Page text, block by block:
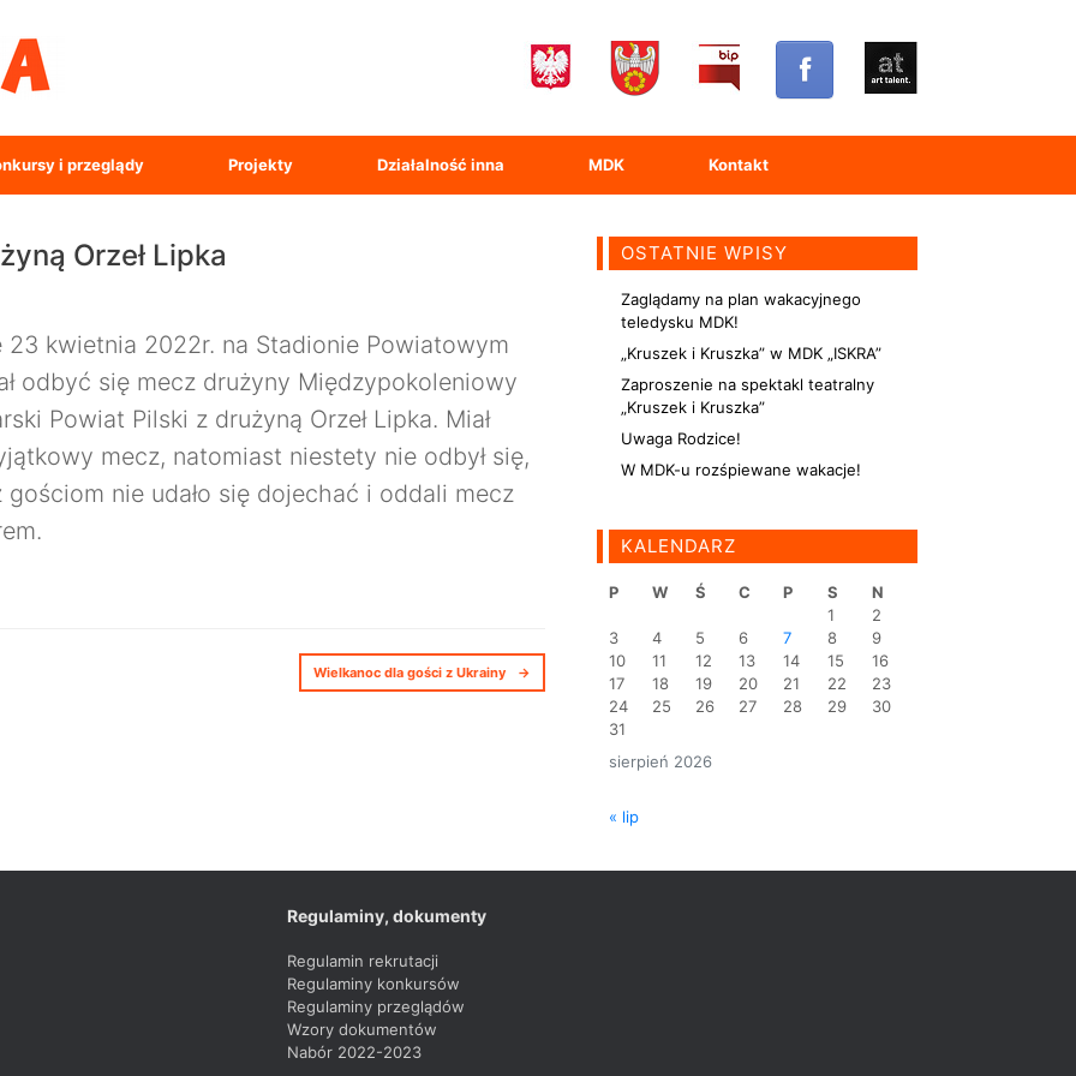
i przeglądy Projekty Działalność inna MDK Kontakt
Orzeł Lipka
23 kwietnia 2022r. na Stadionie Powiatowym
odbyć się mecz drużyny Międzypokoleniowy
Powiat Pilski z drużyną Orzeł Lipka. Miał
mecz, natomiast niestety nie odbył się,
gościom nie udało się dojechać i oddali mecz
Wielkanoc dla gości z Ukrainy →
OSTATNIE WPISY
Zaglądamy na plan wakacyjnego
teledysku MDK!
„Kruszek i Kruszka” w MDK „ISKRA”
Zaproszenie na spektakl teatralny
„Kruszek i Kruszka”
Uwaga Rodzice!
W MDK-u rozśpiewane wakacje!
KALENDARZ
sierpień 2026
P W Ś C P S
N
1
2
3
4 5 6 7 8
9
10
11 12 13 14 15
16
17
18 19 20 21 22
23
24
25 26 27 28 29
30
31
« lip
Regulaminy, dokumenty
Regulamin rekrutacji
Regulaminy konkursów
Regulaminy przeglądów
Wzory dokumentów
Nabór 2022-2023